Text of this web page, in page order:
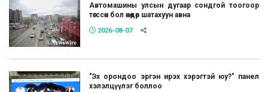
Автомашины улсын дугаар сондгой тоогоор
төгссөн бол өнөөдөр шатахуун авна
2026-08-07
"Эх орондоо эргэн ирэх хэрэгтэй юу?" панел
хэлэлцүүлэг боллоо